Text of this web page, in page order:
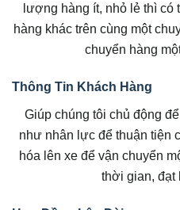
lượng hàng ít, nhỏ lẻ thì có
hàng khác trên cùng một
chuyển hàng
Thông Tin Khách Hàng
Giúp chúng tôi chủ động
như nhân lực để thuận tiện
hóa lên xe để vận chuyển
thời gian, đạt